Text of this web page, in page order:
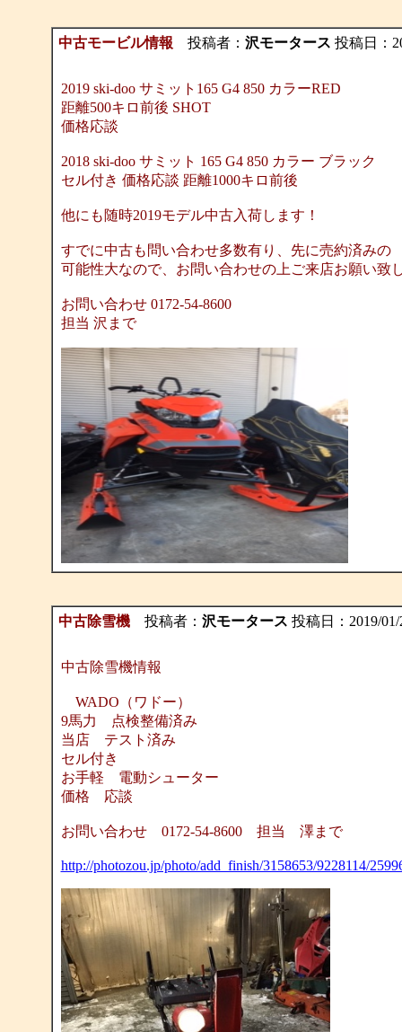
中古モービル情報 投稿者： 沢モータース 投稿日：
2019 ski-doo サミット165 G4 850 カラーRED
距離500キロ前後 SHOT
価格応談
2018 ski-doo サミット 165 G4 850 カラー ブラック
セル付き 価格応談 距離1000キロ前後
他にも随時2019モデル中古入荷します！
すでに中古も問い合わせ多数有り、先に売約済みの
可能性大なので、お問い合わせの上ご来店お願い致
お問い合わせ 0172-54-8600
担当 沢まで
中古除雪機投稿者： 沢モータース 投稿日：2019/
中古除雪機情報
WADO（ワドー）
9馬力 点検整備済み
当店 テスト済み
セル付き
お手軽 電動シューター
価格 応談
お問い合わせ 0172-54-8600 担当 澤まで
http://photozou.jp/photo/add_finish/3158653/9228114/